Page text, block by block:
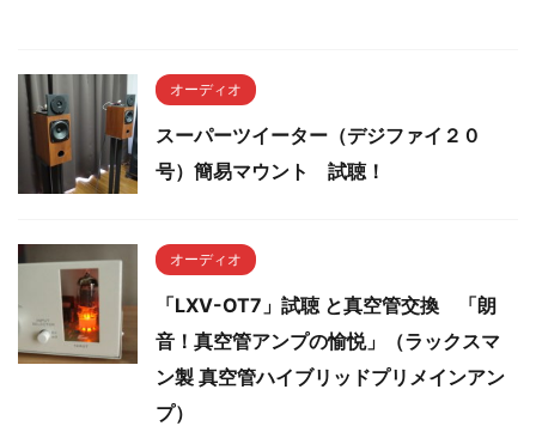
オーディオ
スーパーツイーター（デジファイ２０
号）簡易マウント 試聴！
オーディオ
「LXV-OT7」試聴 と真空管交換 「朗
音！真空管アンプの愉悦」（ラックスマ
ン製 真空管ハイブリッドプリメインアン
プ）